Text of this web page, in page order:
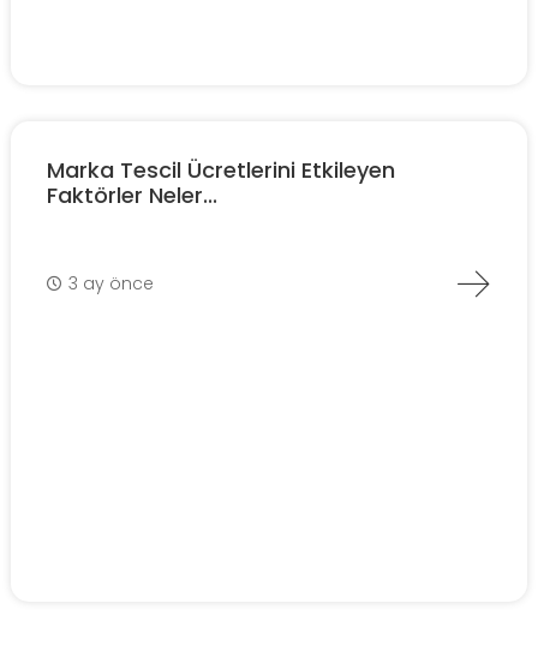
Marka Tescil Ücretlerini Etkileyen
Faktörler Neler...
3 ay önce